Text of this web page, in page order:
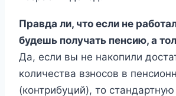
Правда ли, что если не
будешь получать пенсию, а
Да, если вы не накопили
количества взносов в
(контрибуций), то